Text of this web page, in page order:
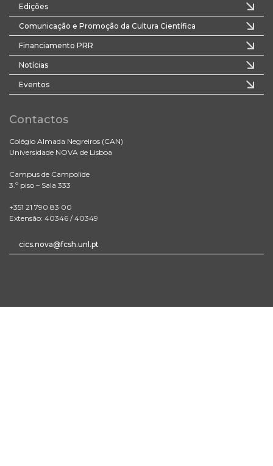
Edições
Comunicação e Promoção da Cultura Científica
Financiamento PRR
Notícias
Eventos
Contactos
Colégio Almada Negreiros (CAN)
Universidade NOVA de Lisboa
Campus de Campolide
3.º piso – Sala 333
+351 21 790 83 00
Extensão: 40346 / 40349
cics.nova@fcsh.unl.pt